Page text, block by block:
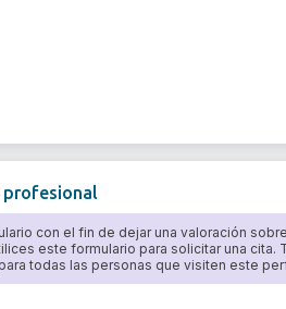
profesional
con el fin de dejar una valoración
este formulario para solicitar una cita.
todas las personas que visiten este